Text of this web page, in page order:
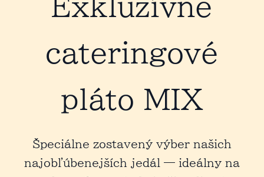
Exkluzívne
cateringové
pláto MIX
Špeciálne zostavený výber našich
najobľúbenejších jedál — ideálny na